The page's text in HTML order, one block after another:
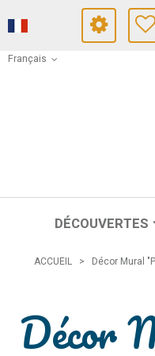
Français
DÉCOUVERTES
ACCUEIL > Décor Mural
Décor